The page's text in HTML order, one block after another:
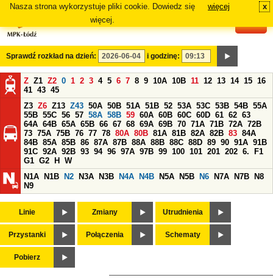
Nasza strona wykorzystuje pliki cookie. Dowiedz się
więcej.
więcej x
Sprawdź rozkład na dzień: i godzinę:
Z Z1 Z2 0 1 2 3 4 5 6 7 8 9 10A 10B 11 12 13 14 15 16
41 43 45
Z3 Z6 Z13 Z43 50A 50B 51A 51B 52 53A 53C 53B 54B 55A
55B 55C 56 57 58A 58B 59 60A 60B 60C 60D 61 62 63
64A 64B 65A 65B 66 67 68 69A 69B 70 71A 71B 72A 72B
73 75A 75B 76 77 78 80A 80B 81A 81B 82A 82B 83 84A
84B 85A 85B 86 87A 87B 88A 88B 88C 88D 89 90 91A 91B
91C 92A 92B 93 94 96 97A 97B 99 100 101 201 202 6.
F1
G1 G2 H
W
N1A
N1B N2 N3A N3B N4A N4B N5A N5B N6 N7A N7B
N8
N9
Linie Zmiany Utrudnienia
Przystanki Połączenia Schematy
Pobierz